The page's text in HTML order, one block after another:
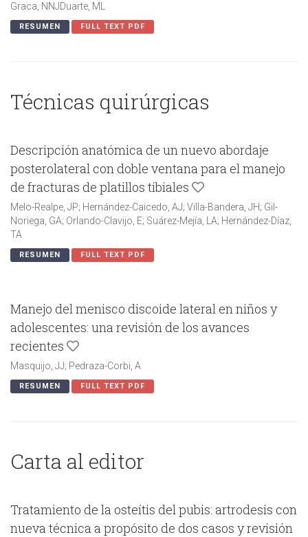
Graca, NNJDuarte, ML
RESUMEN FULL TEXT PDF
Técnicas quirúrgicas
Descripción anatómica de un nuevo abordaje
posterolateral con doble ventana para el manejo
de fracturas de platillos tibiales
Melo-Realpe, JP; Hernández-Caicedo, AJ; Villa-Bandera, JH; Gil-
Noriega, GA; Orlando-Clavijo, E; Suárez-Mejía, LA; Hernández-Díaz,
TA
RESUMEN FULL TEXT PDF
Manejo del menisco discoide lateral en niños y
adolescentes: una revisión de los avances
recientes
Masquijo, JJ; Pedraza-Corbi, A
RESUMEN FULL TEXT PDF
Carta al editor
Tratamiento de la osteítis del pubis: artrodesis con
nueva técnica a propósito de dos casos y revisión